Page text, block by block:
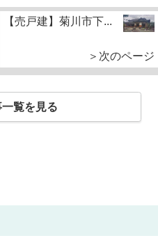
【売戸建】菊川市下...
＞次のページ
覧を見る